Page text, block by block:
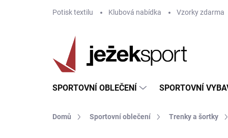
Potisk textilu Klubová nabídka Vzorky zdarma
SPORTOVNÍ OBLEČENÍ SPORTOVNÍ
Domů Sportovní oblečení Trenky a šortky